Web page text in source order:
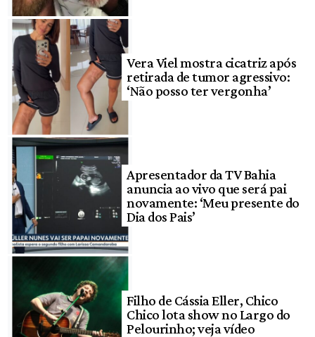
Vera Viel mostra cicatriz após
retirada de tumor agressivo:
‘Não posso ter vergonha’
Apresentador da TV Bahia
anuncia ao vivo que será pai
novamente: ‘Meu presente do
Dia dos Pais’
Filho de Cássia Eller, Chico
Chico lota show no Largo do
Pelourinho; veja vídeo